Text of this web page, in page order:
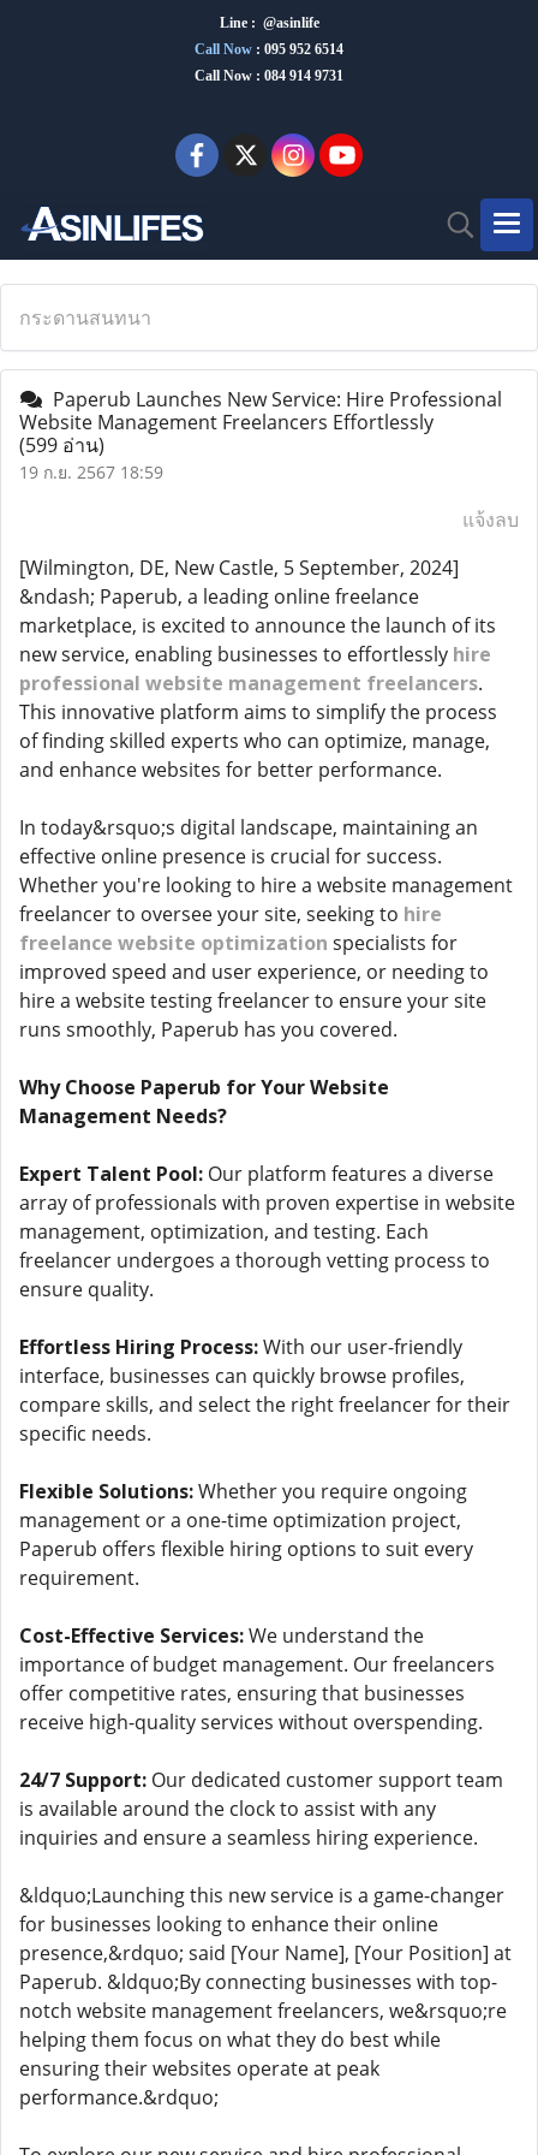
Line : @asinlife
Call Now : 095 952 6514
Call Now : 084 914 9731
กระดานสนทนา
Paperub Launches New Service: Hire Professional
Website Management Freelancers Effortlessly
(599 อ่าน)
19 ก.ย. 2567 18:59
แจ้งลบ
[Wilmington, DE, New Castle, 5 September, 2024]
&ndash; Paperub, a leading online freelance
marketplace, is excited to announce the launch of its
new service, enabling businesses to effortlessly hire
professional website management freelancers.
This innovative platform aims to simplify the process
of finding skilled experts who can optimize, manage,
and enhance websites for better performance.
In today&rsquo;s digital landscape, maintaining an
effective online presence is crucial for success.
Whether you're looking to hire a website management
freelancer to oversee your site, seeking to hire
freelance website optimization specialists for
improved speed and user experience, or needing to
hire a website testing freelancer to ensure your site
runs smoothly, Paperub has you covered.
Why Choose Paperub for Your Website
Management Needs?
Expert Talent Pool: Our platform features a diverse
array of professionals with proven expertise in website
management, optimization, and testing. Each
freelancer undergoes a thorough vetting process to
ensure quality.
Effortless Hiring Process:With our user-friendly
interface, businesses can quickly browse profiles,
compare skills, and select the right freelancer for their
specific needs.
Flexible Solutions:Whether you require ongoing
management or a one-time optimization project,
Paperub offers flexible hiring options to suit every
requirement.
Cost-Effective Services:We understand the
importance of budget management. Our freelancers
offer competitive rates, ensuring that businesses
receive high-quality services without overspending.
24/7 Support: Our dedicated customer support team
is available around the clock to assist with any
inquiries and ensure a seamless hiring experience.
&ldquo;Launching this new service is a game-changer
for businesses looking to enhance their online
presence,&rdquo; said [Your Name], [Your Position] at
Paperub. &ldquo;By connecting businesses with top-
notch website management freelancers, we&rsquo;re
helping them focus on what they do best while
ensuring their websites operate at peak
performance.&rdquo;